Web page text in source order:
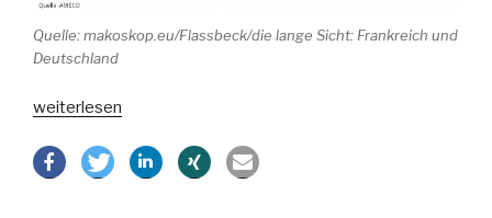
Quelle: makoskop.eu/Flassbeck/die lange Sicht: Frankreich und
Deutschland
„Erleichterung
Europa
weiterlesen